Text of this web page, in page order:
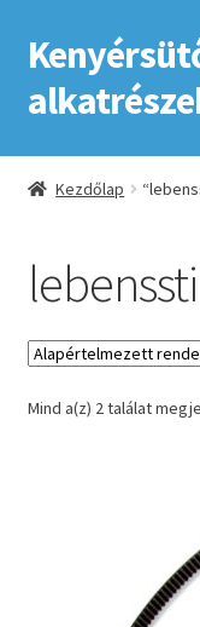
Ugrás
a
navigációhoz
Kilépés
a
tartalomba
Kezdőlap
ÁSZF
Fiókom
GYIK
Kenyérsütő
Kezdőlap
Mind a(z) 2 találat